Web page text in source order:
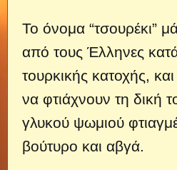
Το όνομα “τσουρέκι”
από τους Έλληνες
τουρκικής κατοχής,
να φτιάχνουν τη δική
γλυκού ψωμιού
βούτυρο και αβγά.